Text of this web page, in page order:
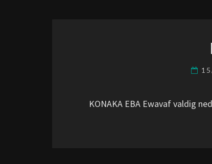
KONAKA EBA Ewavaf valdig